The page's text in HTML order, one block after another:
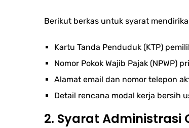
Berikut berkas untuk syarat
Kartu Tanda Penduduk (KTP)
Nomor Pokok Wajib Pajak (NPWP)
Alamat email dan nomor telepon
Detail rencana modal kerja bersih
2. Syarat Administrasi